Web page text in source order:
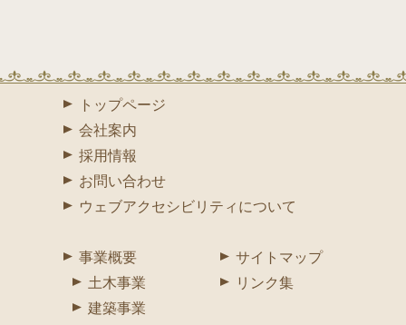
トップページ
会社案内
採用情報
お問い合わせ
ウェブアクセシビリティについて
事業概要
土木事業
建築事業
サイトマップ
リンク集